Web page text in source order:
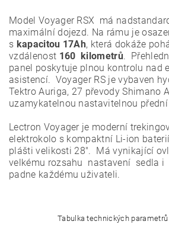
Model Voyager RSX má
maximální dojezd. Na rámu je
s kapacitou 17Ah, která dokáže
vzdálenost 160 kilometrů.
panel poskytuje plnou kontrolu nad
asistencí. Voyager RS je vybaven
Tektro Auriga, 27 převody Shimano
uzamykatelnou nastavitelnou
Lectron Voyager je moderní
elektrokolo s kompaktní Li-ion
plášti velikosti 28". Má vynikající
velkému rozsahu nastavení sedla i
padne každému uživateli.
Tabulka technických